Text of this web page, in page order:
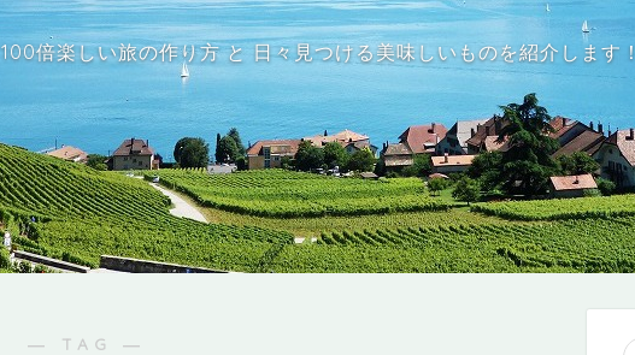
100倍楽しい旅の作り方 と 日々見つける美味しいものを紹介します！
― TAG ―